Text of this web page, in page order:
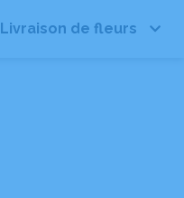
Livraison de fleurs